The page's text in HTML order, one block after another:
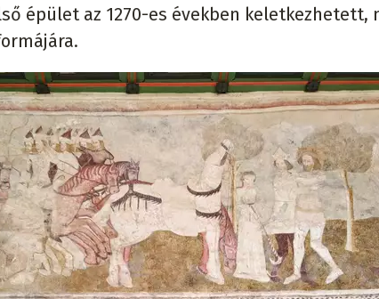
épület az 1270-es években keletkezhetett,